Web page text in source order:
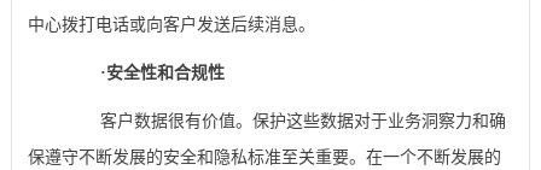
中心拨打电话或向客户发送后续消息。
·安全性和合规性
客户数据很有价值。保护这些数据对于业务洞察力和确
保遵守不断发展的安全和隐私标准至关重要。在一个不断发展的